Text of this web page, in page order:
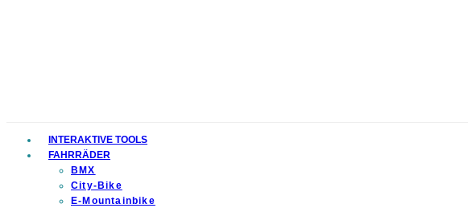
INTERAKTIVE TOOLS
FAHRRÄDER
BMX
City-Bike
E-Mountainbike